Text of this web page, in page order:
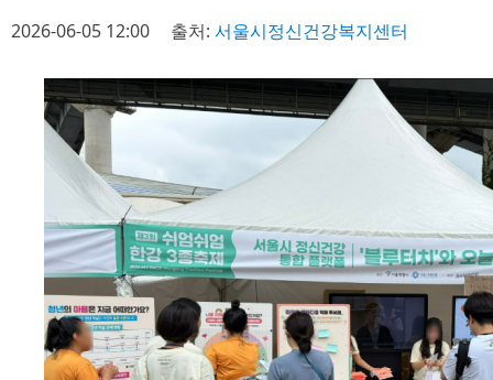
2026-06-05 12:00 출처: 서울시정신건강복지센터